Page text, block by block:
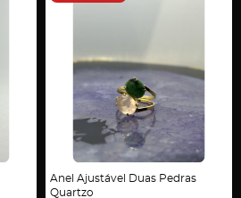
Anel Ajustável Duas Pedras
Quartzo